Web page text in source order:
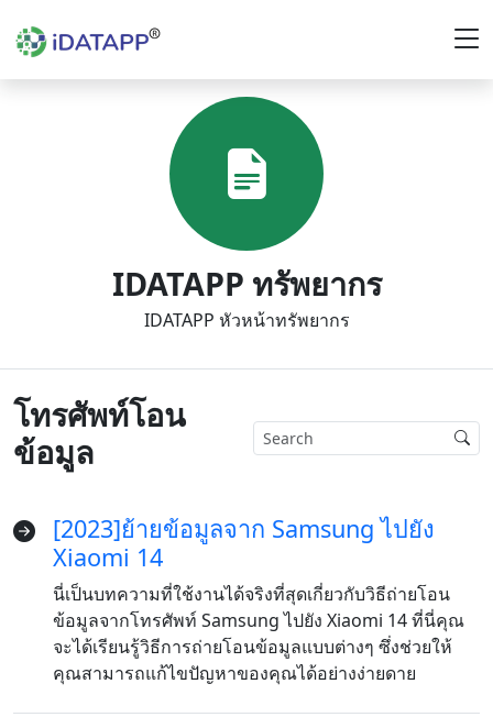
IDATAPP ทรัพยากร
IDATAPP หัวหน้าทรัพยากร
โทรศัพท์โอน
ข้อมูล
[2023]ย้ายข้อมูลจาก Samsung ไปยัง
Xiaomi 14
นี่เป็นบทความที่ใช้งานได้จริงที่สุดเกี่ยวกับวิธีถ่ายโอน
ข้อมูลจากโทรศัพท์ Samsung ไปยัง Xiaomi 14 ที่นี่คุณ
จะได้เรียนรู้วิธีการถ่ายโอนข้อมูลแบบต่างๆ ซึ่งช่วยให้
คุณสามารถแก้ไขปัญหาของคุณได้อย่างง่ายดาย